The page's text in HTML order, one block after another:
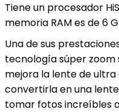
Tiene un procesador
memoria RAM es de 6
Una de sus
tecnología súper zoom
mejora la lente de
convertirla en una
tomar fotos increíbles